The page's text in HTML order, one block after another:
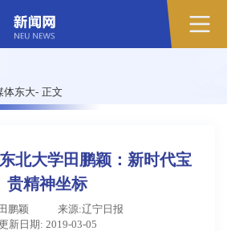
体东大- 正文
北大学田鹏颖：新时代宝
贵精神坐标
鹏颖
来源:辽宁日报
更新日期: 2019-03-05
原